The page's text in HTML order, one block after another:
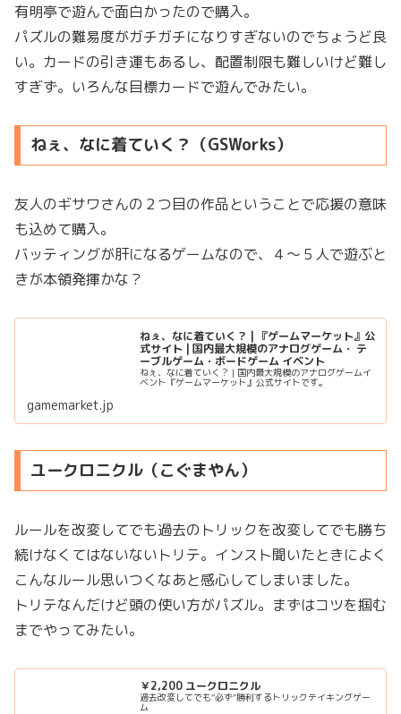
有明亭で遊んで面白かったので購入。
パズルの難易度がガチガチになりすぎないのでちょうど良
い。カードの引き運もあるし、配置制限も難しいけど難し
すぎず。いろんな目標カードで遊んでみたい。
ねぇ、なに着ていく？（GSWorks）
友人のギサワさんの２つ目の作品ということで応援の意味
も込めて購入。
バッティングが肝になるゲームなので、４〜５人で遊ぶと
きが本領発揮かな？
ねぇ、なに着ていく？ | 『ゲームマーケット』公
式サイト | 国内最大規模のアナログゲーム・ テ
ーブルゲーム・ボードゲーム イベント
ねぇ、なに着ていく？ | 国内最大規模のアナログゲームイ
ベント『ゲームマーケット』公式サイトです。
gamemarket.jp
ユークロニクル（こぐまやん）
ルールを改変してでも過去のトリックを改変してでも勝ち
続けなくてはないないトリテ。インスト聞いたときによく
こんなルール思いつくなあと感心してしまいました。
トリテなんだけど頭の使い方がパズル。まずはコツを掴む
までやってみたい。
￥2,200 ユークロニクル
過去改変してでも“必ず”勝利するトリックテイキングゲー
ム